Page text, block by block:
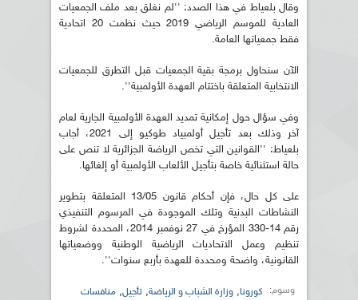
وقال بلعياط في هذا الصدد: ''لم نغلق بعد ملف الجمعيات
العادية للموسم الرياضي 2019 حيث نظمت 20 اتحادية
فقط جمعياتها العامة.
الآن سنحاول برمجة بقية الجمعيات قبل التطرق للجمعيات
الانتخابية المتعلقة باختتام العهدة الأولمبية''.
وفي سؤال حول إمكانية تمديد العهدة الأولمبية الجارية لعام
آخر وذلك بعد تأجيل أولمبياد طوكيو إلى 2021، أجاب
بلعياط: ''القوانين التي تخص الرياضة الجزائرية لا تنص على
حالة استثنائية خاصة بتأجيل الألعاب الأولمبية أو إلغائها.
على كل حال، فإن أحكام قانون 13/05 المتعلقة بتطوير
النشاطات البدنية وتلك الموجودة في المرسوم التنفيذي
رقم 14-330 المؤرخ في 27 نوفمبر 2014، المحددة لشروط
تنظيم وعمل الاتحاديات الرياضية الوطنية ووضعياتها
القانونية، واضحة ومحددة للعهدة بأربع سنوات''.
وسوم: كورونا, وزارة الشباب و الرياضة, تأجيل, منافسات